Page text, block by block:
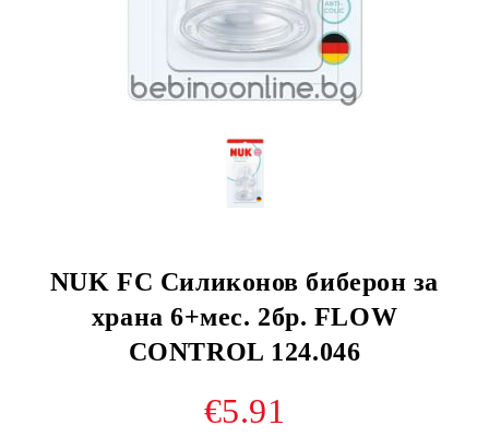
NUK FC Силиконов биберон за
храна 6+мес. 2бр. FLOW
CONTROL 124.046
€5.91